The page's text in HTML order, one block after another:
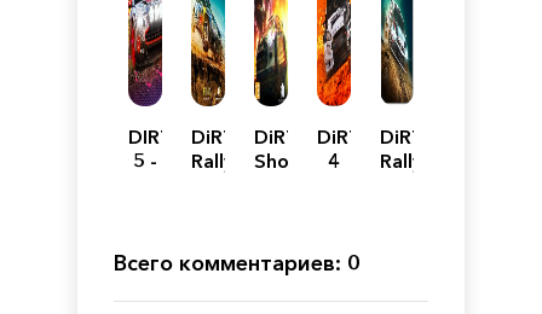
DIRT
5 -
DiRT
Rally
DiRT
Showdown
DiRT
4
DiRT
Rally
Всего комментариев: 0